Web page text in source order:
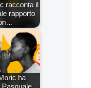
racconta il
rapporto
ha